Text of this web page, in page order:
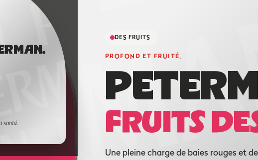
santé.
DES FRUITS
PROFOND ET FRUITÉ.
FRUITS
Une pleine charge de baies rouges et